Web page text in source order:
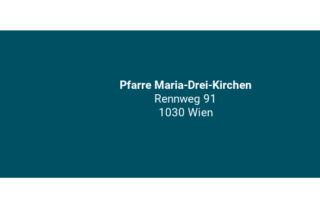
Pfarre Maria-Drei-Kirchen
Rennweg 91
1030 Wien